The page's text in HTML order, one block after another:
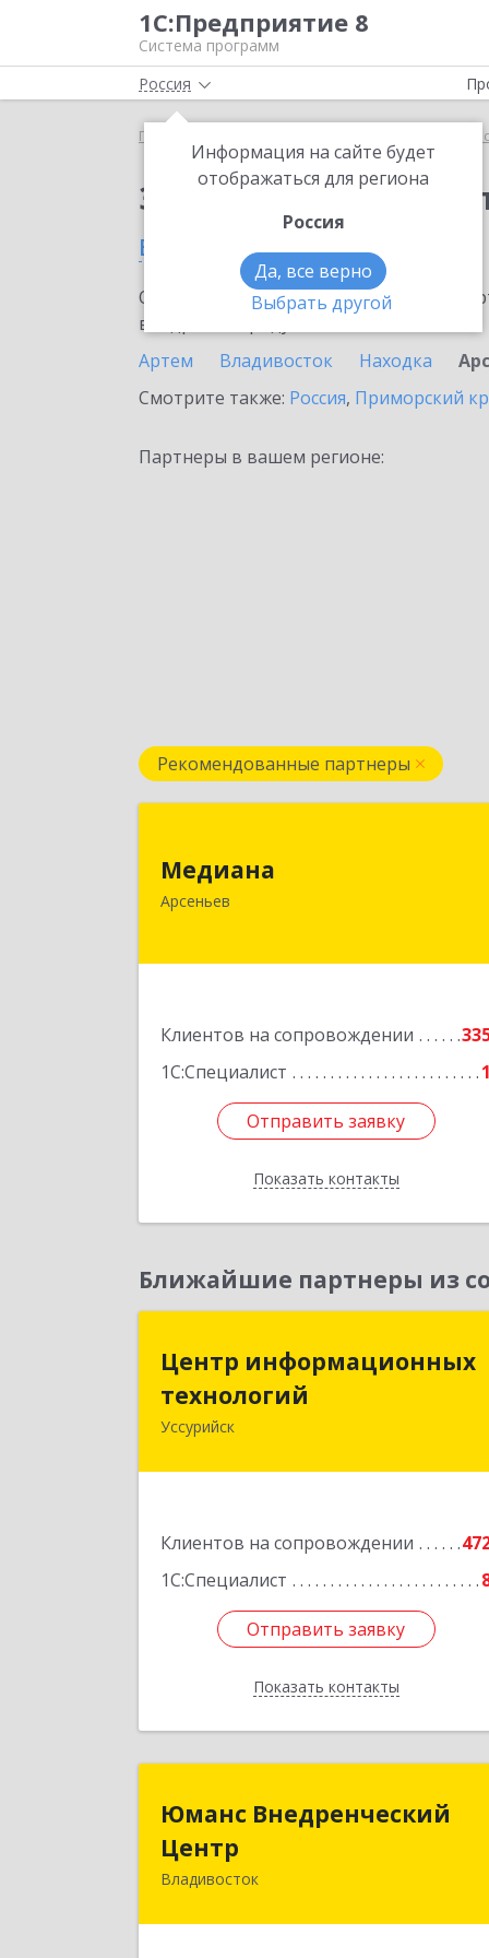
1С:Предприятие 8
Система программ
Россия
Информация на сайте будет
отображаться для региона
Россия
Да, все верно
Выбрать другой
Главная 1С:Касса облачное
Заказать 1С:Касса
в Арсеньеве
Ознакомьтесь с информационными
внедрение продукта.
Артем
Владивосток Находка
Смотрите также: Россия, Приморский
Партнеры в вашем регионе:
Рекомендованные партнеры
Медиана
Арсеньев
Клиентов на сопровождении
1С:Специалист
1
Отправить заявку
Показать контакты
692330, Приморский край, Арсеньев г,
Ломоносова ул, дом № 24, кв.1
Отправить заявку
Назад
Ближайшие партнеры из
Центр информационных
технологий
Уссурийск
Клиентов на сопровождении
1С:Специалист
Отправить заявку
Показать контакты
Центр информационных
технологий
692512, Приморский край, Уссурийск
Отправить заявку
Назад
Юманс Внедренческий
Центр
Владивосток
Юманс Внедренческий
Центр